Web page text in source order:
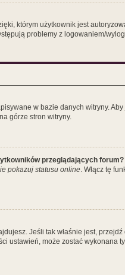
którym użytkownik jest
problemy z logowaniem/
w bazie danych witryny.
górze stron witryny.
przeglądających forum?
pokazuj statusu online. Włącz tę
Jeśli tak właśnie jest,
ustawień, może zostać